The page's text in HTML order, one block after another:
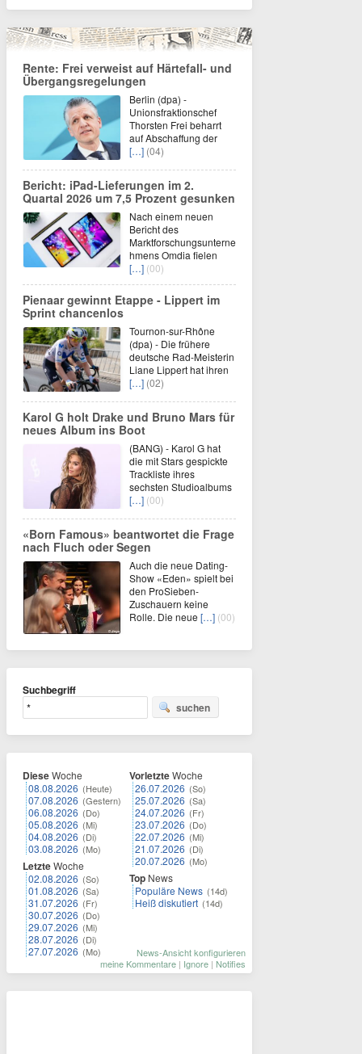
Rente: Frei verweist auf Härtefall- und
Übergangsregelungen
Berlin (dpa) -
Unionsfraktionschef
Thorsten Frei beharrt
auf Abschaffung der
[…] (04)
Bericht: iPad-Lieferungen im 2.
Quartal 2026 um 7,5 Prozent gesunken
Nach einem neuen
Bericht des
Marktforschungsunterne
hmens Omdia fielen
[…] (00)
Pienaar gewinnt Etappe - Lippert im
Sprint chancenlos
Tournon-sur-Rhône
(dpa) - Die frühere
deutsche Rad-Meisterin
Liane Lippert hat ihren
[…] (02)
Karol G holt Drake und Bruno Mars für
neues Album ins Boot
(BANG) - Karol G hat
die mit Stars gespickte
Trackliste ihres
sechsten Studioalbums
[…] (00)
«Born Famous» beantwortet die Frage
nach Fluch oder Segen
Auch die neue Dating-
Show «Eden» spielt bei
den ProSieben-
Zuschauern keine
Rolle. Die neue […] (00)
Suchbegriff
suchen
DieseWoche
08.08.2026 (Heute)
07.08.2026 (Gestern)
06.08.2026 (Do)
05.08.2026 (Mi)
04.08.2026 (Di)
03.08.2026 (Mo)
LetzteWoche
02.08.2026 (So)
01.08.2026 (Sa)
31.07.2026 (Fr)
30.07.2026 (Do)
29.07.2026 (Mi)
28.07.2026 (Di)
27.07.2026 (Mo)
VorletzteWoche
26.07.2026 (So)
25.07.2026 (Sa)
24.07.2026 (Fr)
23.07.2026 (Do)
22.07.2026 (Mi)
21.07.2026 (Di)
20.07.2026 (Mo)
Top News
Populäre News (14d)
Heiß diskutiert (14d)
News-Ansicht konfigurieren
meine Kommentare | Ignore | Notifies